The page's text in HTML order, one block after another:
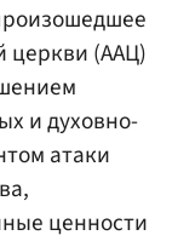
церкви (ААЦ)
и духовно-
атаки
ценности